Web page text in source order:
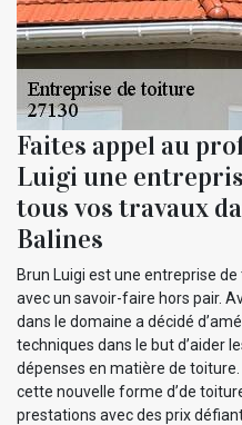
Faites appel au
Luigi une
tous vos travaux
Balines
Brun Luigi est une entreprise
avec un savoir-faire hors pair.
dans le domaine a décidé
techniques dans le but d’aider
dépenses en matière de
cette nouvelle forme d’de
prestations avec des prix